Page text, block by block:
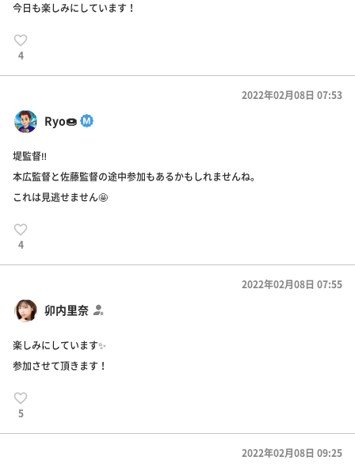
今日も楽しみにしています！
4
Ryo🍩
2022年02月08日 07:53
堤監督‼️
本広監督と佐藤監督の途中参加もあるかもしれませんね。
これは見逃せません🤩
4
卯内里奈
2022年02月08日 07:55
楽しみにしています✨
参加させて頂きます！
5
2022年02月08日 09:25